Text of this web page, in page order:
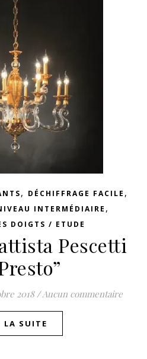
, DÉCHIFFRAGE FACILE ,
INTERMÉDIAIRE ,
DOIGTS / ETUDE
Pescetti
2018 /Aucun commentaire
LA SUITE